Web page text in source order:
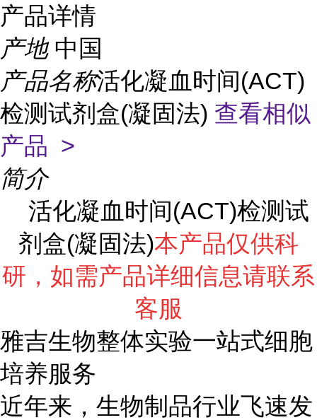
产品详情
产地 中国
产品名称活化凝血时间(ACT)
检测试剂盒(凝固法) 查看相似
产品 >
简介
活化凝血时间(ACT)检测试
剂盒(凝固法)本产品仅供科
研，如需产品详细信息请联系
客服
雅吉生物整体实验一站式细胞
培养服务
近年来，生物制品行业飞速发